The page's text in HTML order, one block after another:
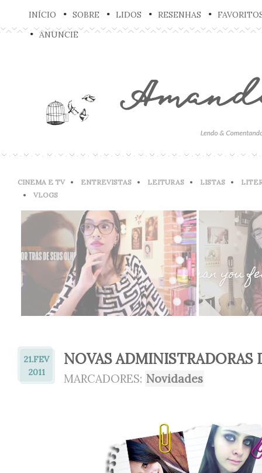
INÍCIO SOBRE LIDOS RESENHAS
ANUNCIE
CINEMA E TV ENTREVISTAS LEITURAS LISTAS
VLOGS
21.FEV
2011
NOVAS ADMINISTRADORAS
MARCADORES: Novidades